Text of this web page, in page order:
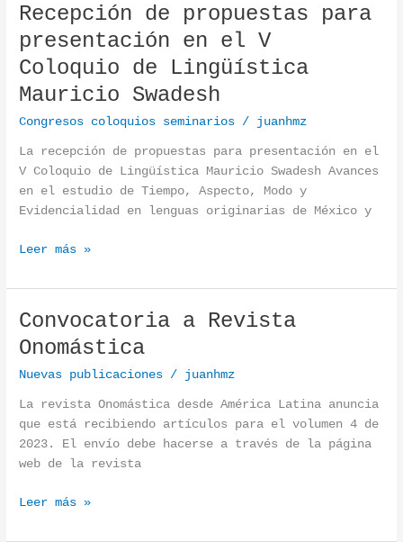
Recepción de propuestas para
presentación en el V
Coloquio de Lingüística
Mauricio Swadesh
Congresos coloquios seminarios / juanhmz
La recepción de propuestas para presentación en el
V Coloquio de Lingüística Mauricio Swadesh Avances
en el estudio de Tiempo, Aspecto, Modo y
Evidencialidad en lenguas originarias de México y
Recepción de propuestas para presentación en el V
Leer más »
Convocatoria a Revista
Onomástica
Nuevas publicaciones / juanhmz
La revista Onomástica desde América Latina anuncia
que está recibiendo artículos para el volumen 4 de
2023. El envío debe hacerse a través de la página
web de la revista
Convocatoria a Revista Onomástica
Leer más »